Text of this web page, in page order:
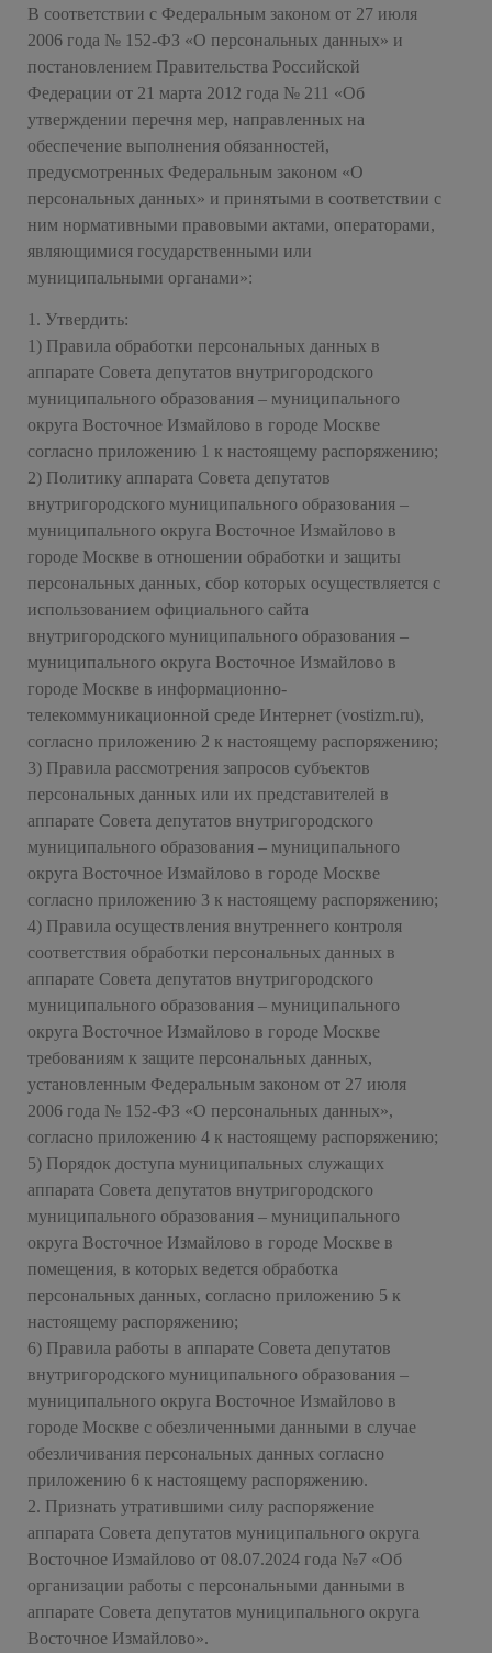
В соответствии с Федеральным законом от 27 июля
2006 года № 152-ФЗ «О персональных данных» и
постановлением Правительства Российской
Федерации от 21 марта 2012 года № 211 «Об
утверждении перечня мер, направленных на
обеспечение выполнения обязанностей,
предусмотренных Федеральным законом «О
персональных данных» и принятыми в соответствии с
ним нормативными правовыми актами, операторами,
являющимися государственными или
муниципальными органами»:
1. Утвердить:
1) Правила обработки персональных данных в
аппарате Совета депутатов внутригородского
муниципального образования – муниципального
округа Восточное Измайлово в городе Москве
согласно приложению 1 к настоящему распоряжению;
2) Политику аппарата Совета депутатов
внутригородского муниципального образования –
муниципального округа Восточное Измайлово в
городе Москве в отношении обработки и защиты
персональных данных, сбор которых осуществляется с
использованием официального сайта
внутригородского муниципального образования –
муниципального округа Восточное Измайлово в
городе Москве в информационно-
телекоммуникационной среде Интернет (vostizm.ru),
согласно приложению 2 к настоящему распоряжению;
3) Правила рассмотрения запросов субъектов
персональных данных или их представителей в
аппарате Совета депутатов внутригородского
муниципального образования – муниципального
округа Восточное Измайлово в городе Москве
согласно приложению 3 к настоящему распоряжению;
4) Правила осуществления внутреннего контроля
соответствия обработки персональных данных в
аппарате Совета депутатов внутригородского
муниципального образования – муниципального
округа Восточное Измайлово в городе Москве
требованиям к защите персональных данных,
установленным Федеральным законом от 27 июля
2006 года № 152-ФЗ «О персональных данных»,
согласно приложению 4 к настоящему распоряжению;
5) Порядок доступа муниципальных служащих
аппарата Совета депутатов внутригородского
муниципального образования – муниципального
округа Восточное Измайлово в городе Москве в
помещения, в которых ведется обработка
персональных данных, согласно приложению 5 к
настоящему распоряжению;
6) Правила работы в аппарате Совета депутатов
внутригородского муниципального образования –
муниципального округа Восточное Измайлово в
городе Москве с обезличенными данными в случае
обезличивания персональных данных согласно
приложению 6 к настоящему распоряжению.
2. Признать утратившими силу распоряжение
аппарата Совета депутатов муниципального округа
Восточное Измайлово от 08.07.2024 года №7 «Об
организации работы с персональными данными в
аппарате Совета депутатов муниципального округа
Восточное Измайлово».